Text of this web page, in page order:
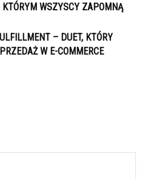
WSZYSCY ZAPOMNĄ
– DUET, KTÓRY
W E-COMMERCE